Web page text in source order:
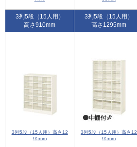
3列5段（15人用）
高さ910mm
3列5段（15人用）高さ12
95mm
3列5段（15人用）
高さ1295mm
3列5段（15人用）高さ12
95mm